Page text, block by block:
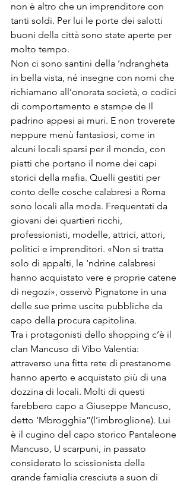
non è altro che un imprenditore con
tanti soldi. Per lui le porte dei salotti
buoni della città sono state aperte per
molto tempo.
Non ci sono santini della ‘ndrangheta
in bella vista, né insegne con nomi che
richiamano all’onorata società, o codici
di comportamento e stampe de Il
padrino appesi ai muri. E non troverete
neppure menù fantasiosi, come in
alcuni locali sparsi per il mondo, con
piatti che portano il nome dei capi
storici della mafia. Quelli gestiti per
conto delle cosche calabresi a Roma
sono locali alla moda. Frequentati da
giovani dei quartieri ricchi,
professionisti, modelle, attrici, attori,
politici e imprenditori. «Non si tratta
solo di appalti, le ‘ndrine calabresi
hanno acquistato vere e proprie catene
di negozi», osservò Pignatone in una
delle sue prime uscite pubbliche da
capo della procura capitolina.
Tra i protagonisti dello shopping c’è il
clan Mancuso di Vibo Valentia:
attraverso una fitta rete di prestanome
hanno aperto e acquistato più di una
dozzina di locali. Molti di questi
farebbero capo a Giuseppe Mancuso,
detto ‘Mbrogghia”(l’imbroglione). Lui
è il cugino del capo storico Pantaleone
Mancuso, U scarpuni, in passato
considerato lo scissionista della
grande famiglia cresciuta a suon di